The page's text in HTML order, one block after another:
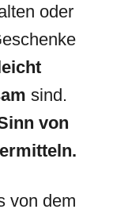
oder
sind.
von
von dem